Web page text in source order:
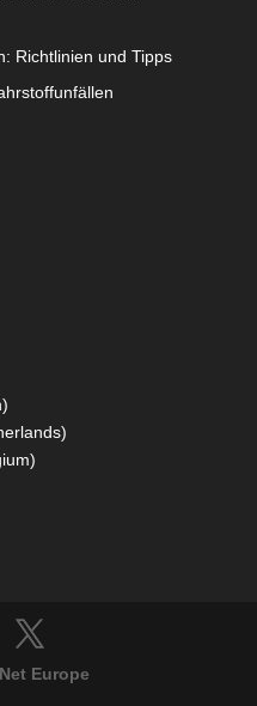
Richtlinien und Tipps
Europe